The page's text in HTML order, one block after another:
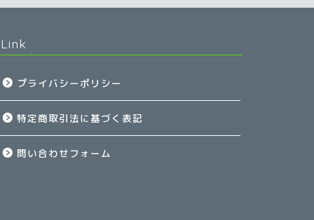
Link
プライバシーポリシー
特定商取引法に基づく表記
問い合わせフォーム